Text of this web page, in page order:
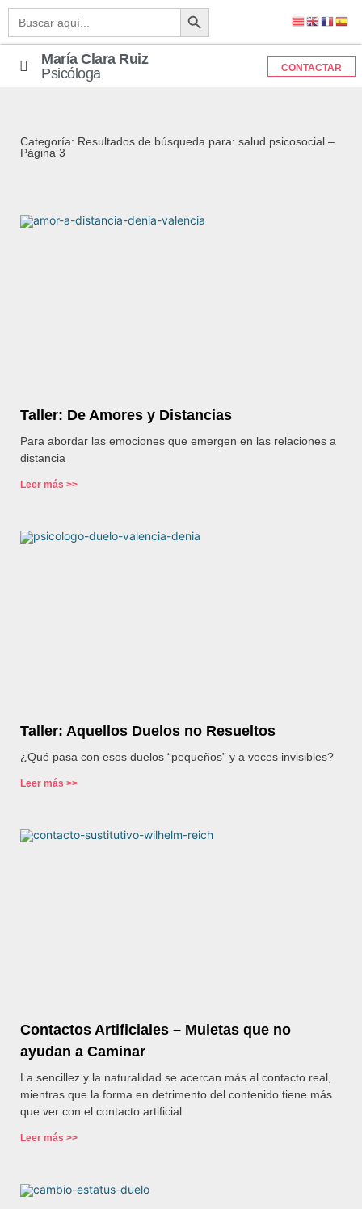
Buscar: Botón de búsqueda
María Clara Ruiz
Psicóloga
CONTACTAR
Categoría: Resultados de búsqueda para: salud psicosocial –
Página 3
Taller: De Amores y Distancias
Para abordar las emociones que emergen en las relaciones a
distancia
Leer más >>
Taller: Aquellos Duelos no Resueltos
¿Qué pasa con esos duelos “pequeños” y a veces invisibles?
Leer más >>
Contactos Artificiales – Muletas que no
ayudan a Caminar
La sencillez y la naturalidad se acercan más al contacto real,
mientras que la forma en detrimento del contenido tiene más
que ver con el contacto artificial
Leer más >>